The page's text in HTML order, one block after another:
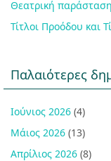
Θεατρική
Τίτλοι Προόδου και
Παλαιότερες
Ιούνιος 2026 (4)
Μάιος 2026 (13)
Απρίλιος 2026 (8)